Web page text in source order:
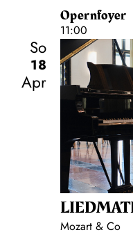
Opernfoyer
11:00
So
18
Apr
Mozart & Co